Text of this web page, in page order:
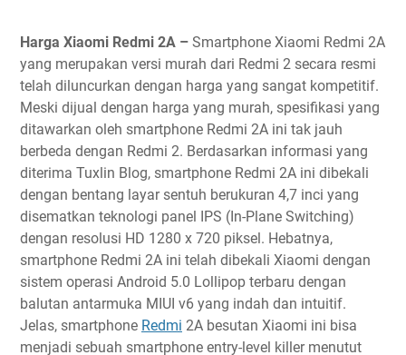
Harga Xiaomi Redmi 2A – Smartphone Xiaomi Redmi 2A
yang merupakan versi murah dari Redmi 2 secara resmi
telah diluncurkan dengan harga yang sangat kompetitif.
Meski dijual dengan harga yang murah, spesifikasi yang
ditawarkan oleh smartphone Redmi 2A ini tak jauh
berbeda dengan Redmi 2. Berdasarkan informasi yang
diterima Tuxlin Blog, smartphone Redmi 2A ini dibekali
dengan bentang layar sentuh berukuran 4,7 inci yang
disematkan teknologi panel IPS (In-Plane Switching)
dengan resolusi HD 1280 x 720 piksel. Hebatnya,
smartphone Redmi 2A ini telah dibekali Xiaomi dengan
sistem operasi Android 5.0 Lollipop terbaru dengan
balutan antarmuka MIUI v6 yang indah dan intuitif.
Jelas, smartphone Redmi 2A besutan Xiaomi ini bisa
menjadi sebuah smartphone entry-level killer menutut